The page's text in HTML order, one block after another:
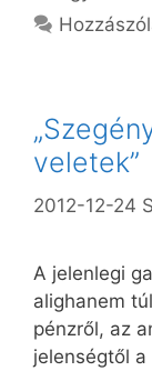
veletek”
2012-12-24
A jelenlegi
alighanem
pénzről, az
jelenségtől